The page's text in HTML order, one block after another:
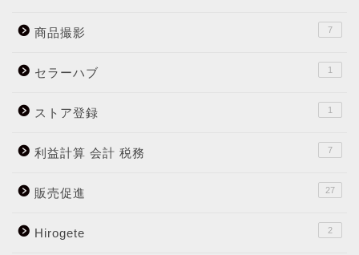
商品撮影 7
セラーハブ 1
ストア登録 1
利益計算 会計 税務 7
販売促進 27
Hirogete 2